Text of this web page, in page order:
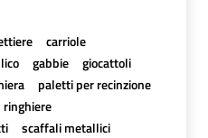
carriole
gabbie
giocattoli
paletti per recinzione
ringhiere
scaffali metallici